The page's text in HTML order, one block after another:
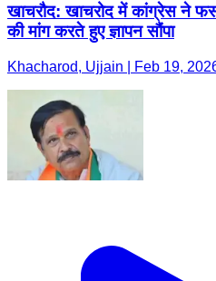
खाचरौद: खाचरोद में कांग्रेस ने
की मांग करते हुए ज्ञापन सौंपा
Khacharod, Ujjain | Feb 19,